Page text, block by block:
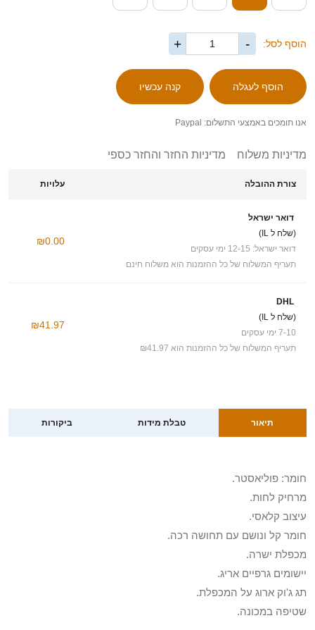
הוסף לסל: -
+
אנו תומכים באמצעי התשלום: Paypal
מדיניות משלוח מדיניות החזר והחזר כספי
צורת ההובלה עלויות
דואר ישראל
(שלח ל IL)
דואר ישראל: 12-15 ימי עסקים
תעריף המשלוח של כל ההזמנות הוא משלוח חינם
₪0.00
DHL
(שלח ל IL)
7-10 ימי עסקים
תעריף המשלוח של כל ההזמנות הוא ₪41.97
₪41.97
תיאור טבלת מידות ביקורות
חומר: פוליאסטר.
מרחיק לחות.
עיצוב קלאסי.
חומר קל ונושם עם תחושה רכה.
מכפלת ישרה.
יישומים גרפיים אריג.
תג ג'וק ארוג על המכפלת.
שטיפה במכונה.